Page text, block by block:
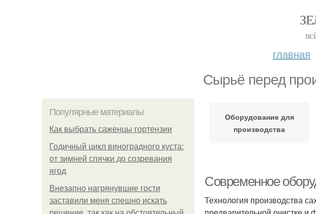
главная
Сырьё перед
Популярные материалы
Как выбрать саженцы гортензии
Годичный цикл виноградного куста:
от зимней спячки до созревания
ягод
Внезапно нагрянувшие гости
заставили меня спешно искать
Оборудование для
производства
Современное
Технология производства